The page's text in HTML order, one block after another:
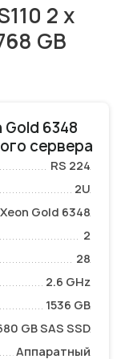
2 x
GB
Gold 6348
сервера
RS 224
2U
Gold 6348
2
28
2.6 GHz
1536 GB
GB SAS SSD
Аппаратный